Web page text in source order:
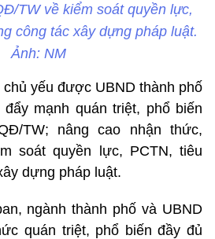
TW về kiểm soát quyền lực,
công tác xây dựng pháp luật.
Ảnh: NM
chủ yếu được UBND thành phố
mạnh quán triệt, phổ biến
TW; nâng cao nhận thức,
soát quyền lực, PCTN, tiêu
dựng pháp luật.
ngành thành phố và UBND
quán triệt, phổ biến đầy đủ